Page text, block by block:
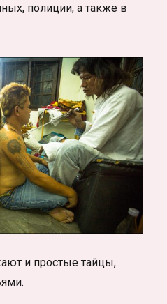
полиции, а также в
и простые тайцы,